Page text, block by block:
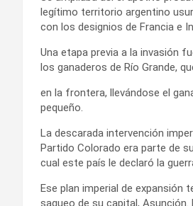
legítimo territorio argentino
con los designios de Francia e
Una etapa previa a la invasión
los ganaderos de Río Grande,
en la frontera, llevándose el
pequeño.
La descarada intervención
Partido Colorado era parte de
cual este país le declaró la
Ese plan imperial de expansión
saqueo de su capital,